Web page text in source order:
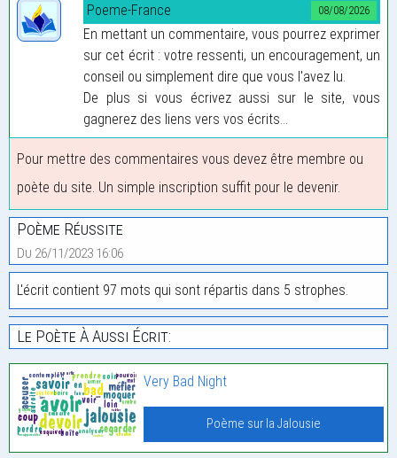
08/08/2026
Poeme-France
En mettant un commentaire, vous pourrez exprimer
sur cet écrit : votre ressenti, un encouragement, un
conseil ou simplement dire que vous l'avez lu.
De plus si vous écrivez aussi sur le site, vous
gagnerez des liens vers vos écrits...
Pour mettre des commentaires vous devez être membre ou
poète du site. Un simple inscription suffit pour le devenir.
Poème Réussite
Du 26/11/2023 16:06
L'écrit contient 97 mots qui sont répartis dans 5 strophes.
Le Poète À Aussi Écrit:
Very Bad Night
Poème sur la Jalousie